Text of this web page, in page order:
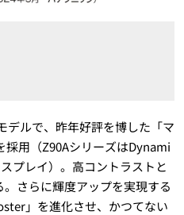
デルで、昨年好評を博した「マ
採用（Z90AシリーズはDynami
プレイ）。高コントラストと
さらに輝度アップを実現する
」を進化させ、かつてない